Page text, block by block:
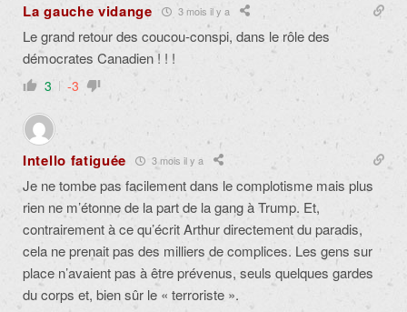
La gauche vidange 3 mois il y a
Le grand retour des coucou-conspi, dans le rôle des
démocrates Canadien ! ! !
3 -3
Intello fatiguée 3 mois il y a
Je ne tombe pas facilement dans le complotisme mais plus
rien ne m’étonne de la part de la gang à Trump. Et,
contrairement à ce qu’écrit Arthur directement du paradis,
cela ne prenait pas des milliers de complices. Les gens sur
place n’avaient pas à être prévenus, seuls quelques gardes
du corps et, bien sûr le « terroriste ».